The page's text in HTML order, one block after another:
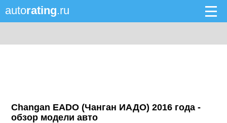
autorating.ru
Changan EADO (Чанган ИАДО) 2016 года -
обзор модели авто